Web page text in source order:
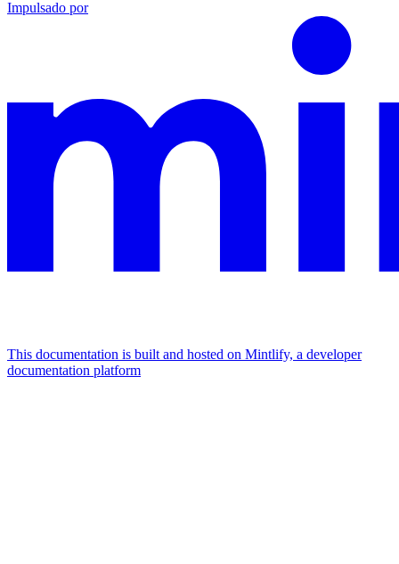
Impulsado por
This documentation is built and hosted on Mintlify, a developer
documentation platform